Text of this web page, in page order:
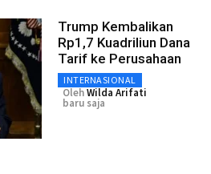
Trump Kembalikan
Rp1,7 Kuadriliun Dana
Tarif ke Perusahaan
INTERNASIONAL
OlehWilda Arifati
baru saja